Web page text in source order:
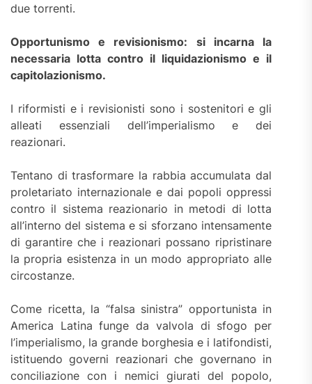
due torrenti.
Opportunismo e revisionismo: si incarna la
necessaria lotta contro il liquidazionismo e il
capitolazionismo.
I riformisti e i revisionisti sono i sostenitori e gli
alleati essenziali dell’imperialismo e dei
reazionari.
Tentano di trasformare la rabbia accumulata dal
proletariato internazionale e dai popoli oppressi
contro il sistema reazionario in metodi di lotta
all’interno del sistema e si sforzano intensamente
di garantire che i reazionari possano ripristinare
la propria esistenza in un modo appropriato alle
circostanze.
Come ricetta, la “falsa sinistra” opportunista in
America Latina funge da valvola di sfogo per
l’imperialismo, la grande borghesia e i latifondisti,
istituendo governi reazionari che governano in
conciliazione con i nemici giurati del popolo,